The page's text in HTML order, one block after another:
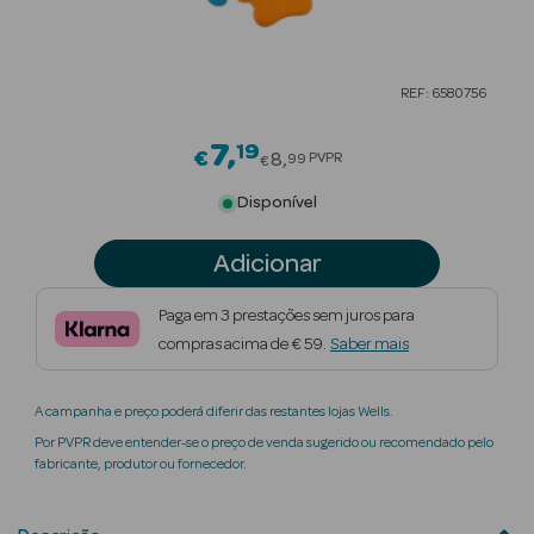
Beauty Season
Maquilhagem
Beauty Season
Perfumes
REF: 6580756
€7 19Price reduced from
€8 99 PVPR
Disponível
Adicionar
Paga em 3 prestações sem juros para
compras acima de € 59. Saber mais
A campanha e preço poderá diferir das restantes lojas Wells.
Por PVPR deve entender-se o preço de venda sugerido ou recomendado pelo
fabricante, produtor ou fornecedor.